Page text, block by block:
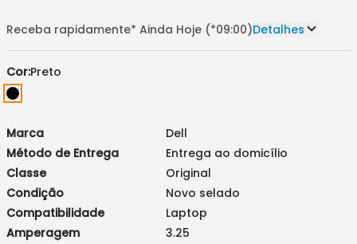
Receba rapidamente* Ainda Hoje (*09:00)Detalhes
Cor:Preto
Marca
Método de Entrega
Classe
Condição
Compatibilidade
Amperagem
Dell
Entrega ao domicílio
Original
Novo selado
Laptop
3.25